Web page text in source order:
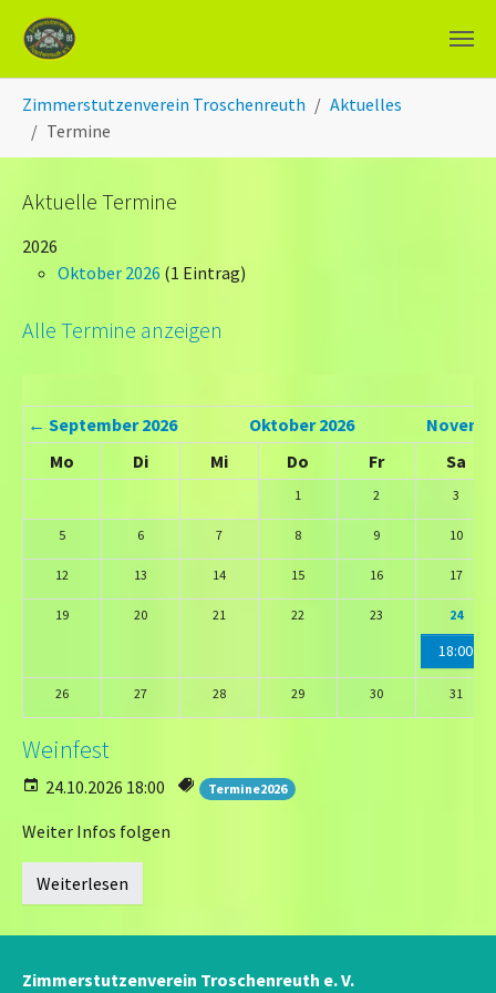
Zum Hauptinhalt springen
Zimmerstutzenverein Troschenreuth
Aktuelles
Termine
Aktuelle Termine
2026
Oktober 2026 (1 Eintrag)
Alle Termine anzeigen
← September 2026 Oktober 2026
Mo
Di Mi Do Fr Sa
1 2 3
5 6 7 8 9 10
12 13 14 15 16 17
19 20 21 22 23 24
18:00
26 27 28 29 30 31
Weinfest
24.10.2026 18:00 Termine2026
Weiter Infos folgen
Weiterlesen
Zimmerstutzenverein Troschenreuth e. V.